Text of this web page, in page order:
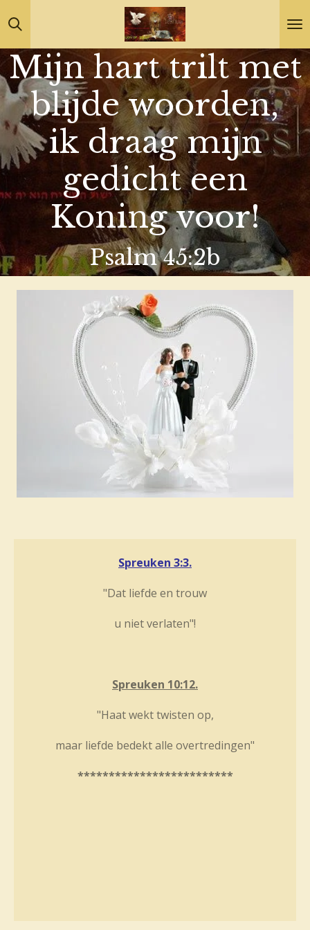
Ga
direct
naar
de
hoofdinhoud
Mijn hart trilt met
blijde woorden,
ik draag mijn
gedicht een
Koning voor!
Psalm 45:2b
Spreuken 3:3.
"Dat liefde en trouw
u niet verlaten"!
Spreuken 10:12.
"Haat wekt twisten op,
maar liefde bedekt alle overtredingen"
*************************